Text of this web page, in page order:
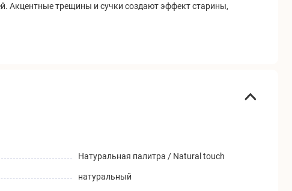
Акцентные трещины и сучки создают эффект старины,
Натуральная палитра / Natural touch
натуральный